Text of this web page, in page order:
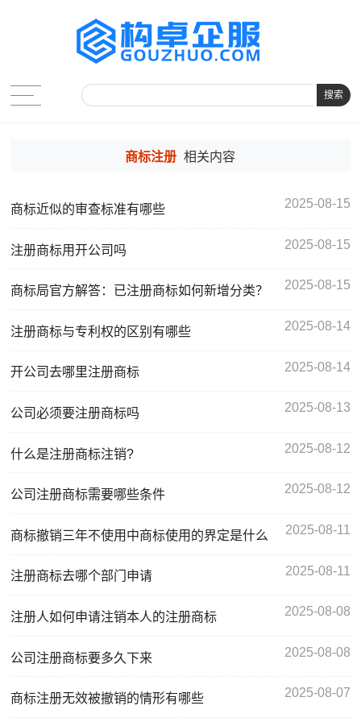
搜索
商标注册 相关内容
商标近似的审查标准有哪些 2025-08-15
注册商标用开公司吗 2025-08-15
商标局官方解答：已注册商标如何新增分类？ 2025-08-15
注册商标与专利权的区别有哪些 2025-08-14
开公司去哪里注册商标 2025-08-14
公司必须要注册商标吗 2025-08-13
什么是注册商标注销? 2025-08-12
公司注册商标需要哪些条件 2025-08-12
商标撤销三年不使用中商标使用的界定是什么 2025-08-11
注册商标去哪个部门申请 2025-08-11
注册人如何申请注销本人的注册商标 2025-08-08
公司注册商标要多久下来 2025-08-08
商标注册无效被撤销的情形有哪些 2025-08-07